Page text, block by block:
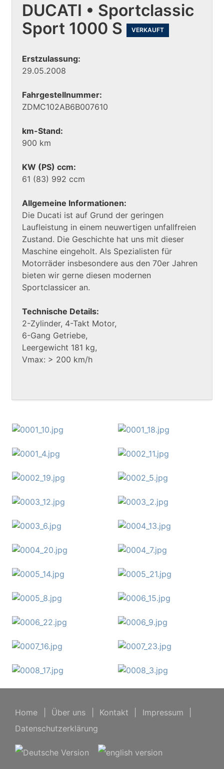
DUCATI • Sportclassic
Sport 1000 S
VERKAUFT
Erstzulassung:
29.05.2008
Fahrgestellnummer:
ZDMC102AB6B007610
km-Stand:
900 km
KW (PS) ccm:
61 (83) 992 ccm
Allgemeine Informationen:
Die Ducati ist auf Grund der geringen
Laufleistung in einem neuwertigen unfallfreien
Zustand. Die Geschichte hat uns mit dieser
Maschine eingeholt. Als Spezialisten für
Motorräder insbesondere aus den 70er Jahren
bieten wir gerne diesen modernen
Sportclassicer an.
Technische Details:
2-Zylinder, 4-Takt Motor,
6-Gang Getriebe,
Leergewicht 181 kg,
Vmax: > 200 km/h
Home Über uns Kontakt Impressum
Datenschutzerklärung